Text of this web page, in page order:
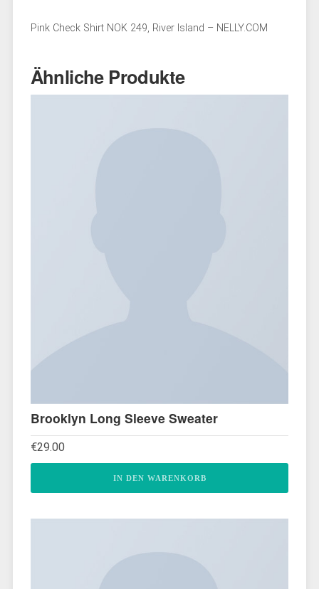
Pink Check Shirt NOK 249, River Island – NELLY.COM
Ähnliche Produkte
Brooklyn Long Sleeve Sweater
€29.00
IN DEN WARENKORB